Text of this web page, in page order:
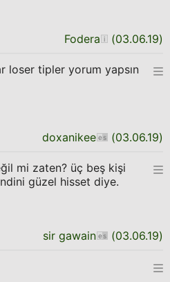
Fodera (03.06.19)
loser tipler yorum yapsın
doxanikee (03.06.19)
mi zaten? üç beş kişi
güzel hisset diye.
sir gawain (03.06.19)